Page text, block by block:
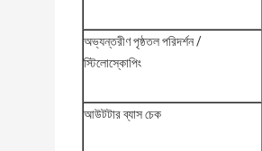
অভ্যন্তরীণ পৃষ্ঠতল পরিদর্শন /
স্টিলোস্কোপিং
আউটটার ব্যাস চেক